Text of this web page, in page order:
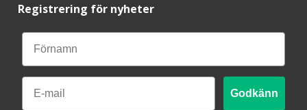
Registrering för nyheter
Email
Godkänn